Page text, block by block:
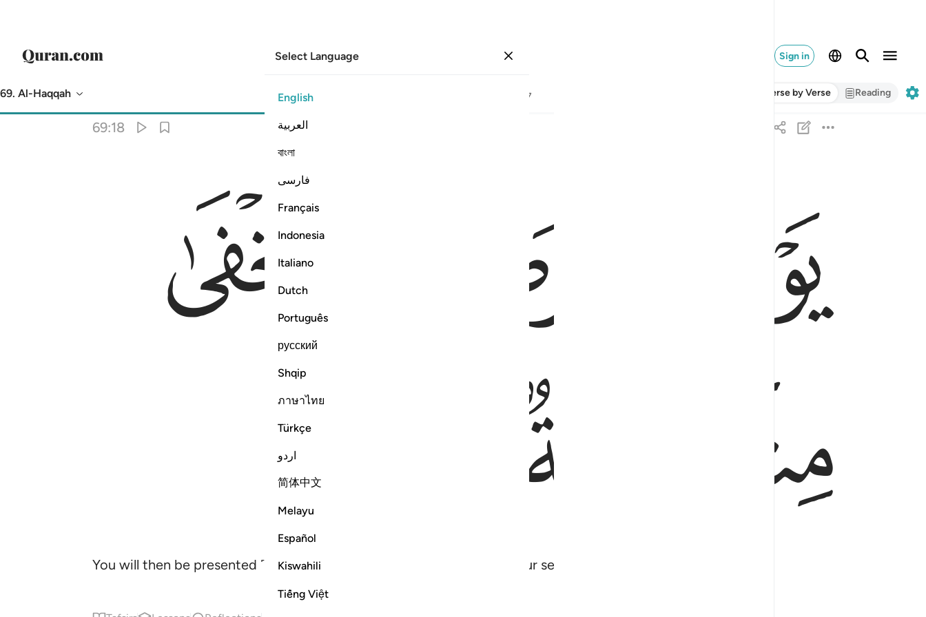
Sign in
Select Language
English
العربية
বাংলা
فارسی
Français
Indonesia
Italiano
Dutch
Português
русский
Shqip
ภาษาไทย
Türkçe
اردو
简体中文
Melayu
Español
Kiswahili
Tiếng Việt
69. Al-Haqqah 57 Verse by Verse Reading
Translation
69:18
ﲁ ﲂ ﲃﲄ
ﲅ
ﲆ
You will then be presented ˹before Him for judgment˺, and none of your secrets will stay hidden.